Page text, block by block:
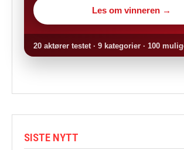
Les om vinneren →
20 aktører testet · 9 kategorier · 100
SISTE NYTT